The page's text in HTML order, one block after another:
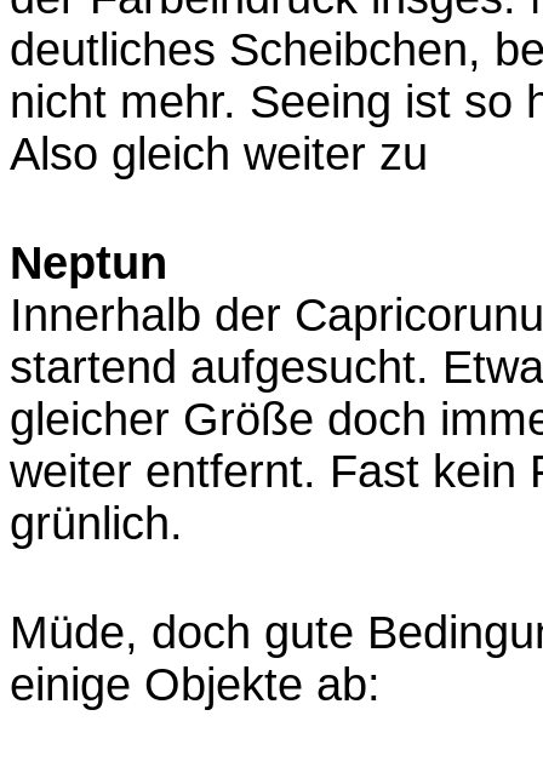
deutliches Scheibchen,
nicht mehr. Seeing ist so
Also gleich weiter zu
Neptun
Innerhalb der
startend aufgesucht.
gleicher Größe doch
weiter entfernt. Fast kein
grünlich.
Müde, doch gute
einige Objekte ab: